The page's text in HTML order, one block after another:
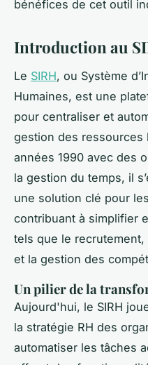
bénéfices de cet outil
Introduction au
Le SIRH, ou Système
Humaines, est une
pour centraliser et
gestion des ressources
années 1990 avec des
la gestion du temps, il
une solution clé pour
contribuant à simplifier
tels que le
et la gestion des
Un pilier de la
Aujourd'hui, le SIRH
la stratégie RH des
automatiser les tâches